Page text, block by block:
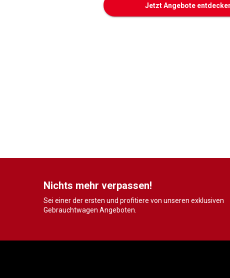
Jetzt Angebote
Nichts mehr verpassen!
Sei einer der ersten und profitiere von unseren exklusiven
Gebrauchtwagen Angeboten.